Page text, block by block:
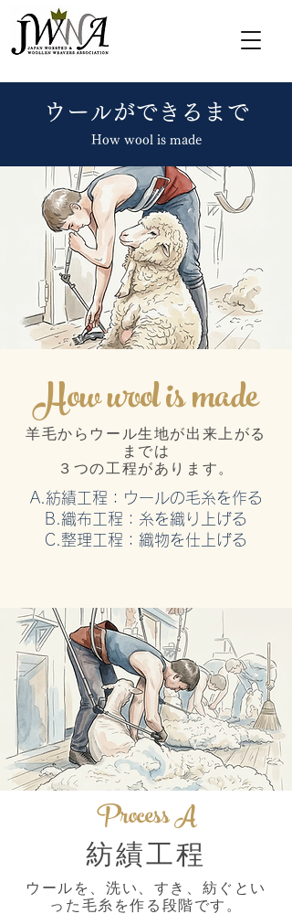
ウールができるまで
How wool is made
How wool is made
羊毛からウール生地が出来上がる
までは
３つの工程があります。
A.紡績工程：ウールの毛糸を作る
B.織布工程：糸を織り上げる
C.整理工程：織物を仕上げる
Process A
紡績工程
ウールを、洗い、すき、紡ぐとい
った毛糸を作る段階です。